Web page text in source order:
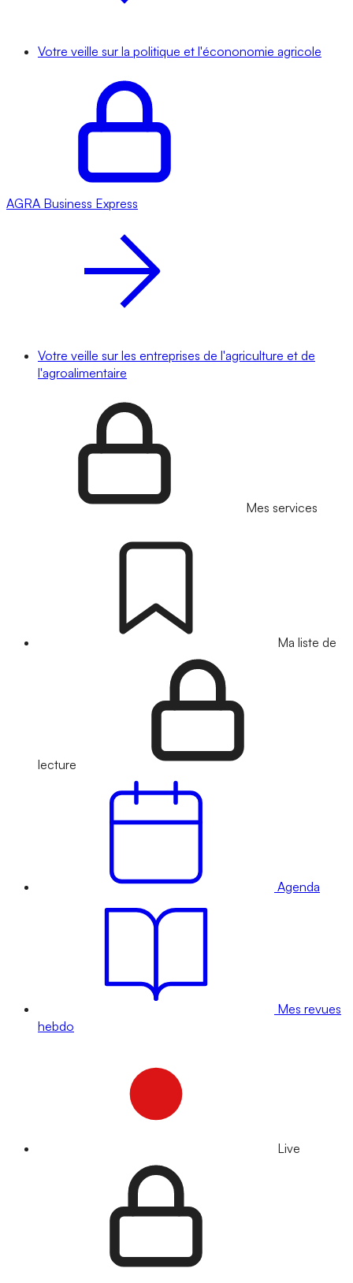
Votre veille sur la politique et l'écononomie agricole
AGRA Business Express
Votre veille sur les entreprises de l'agriculture et de
l'agroalimentaire
Mes services
Ma liste de
lecture
Agenda
Mes revues
hebdo
Live